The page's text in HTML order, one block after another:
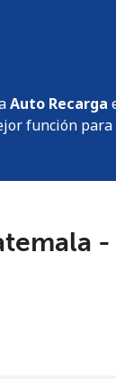
Auto Recarga
función para